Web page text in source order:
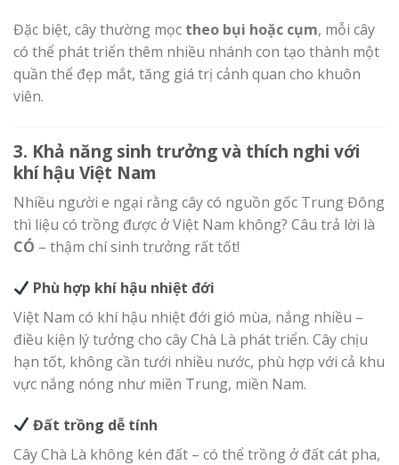
Đặc biệt, cây thường mọc theo bụi hoặc cụm, mỗi cây
có thể phát triển thêm nhiều nhánh con tạo thành một
quần thể đẹp mắt, tăng giá trị cảnh quan cho khuôn
viên.
3. Khả năng sinh trưởng và thích nghi với
khí hậu Việt Nam
Nhiều người e ngại rằng cây có nguồn gốc Trung Đông
thì liệu có trồng được ở Việt Nam không? Câu trả lời là
CÓ – thậm chí sinh trưởng rất tốt!
Phù hợp khí hậu nhiệt đới
Việt Nam có khí hậu nhiệt đới gió mùa, nắng nhiều –
điều kiện lý tưởng cho cây Chà Là phát triển. Cây chịu
hạn tốt, không cần tưới nhiều nước, phù hợp với cả khu
vực nắng nóng như miền Trung, miền Nam.
Đất trồng dễ tính
Cây Chà Là không kén đất – có thể trồng ở đất cát pha,